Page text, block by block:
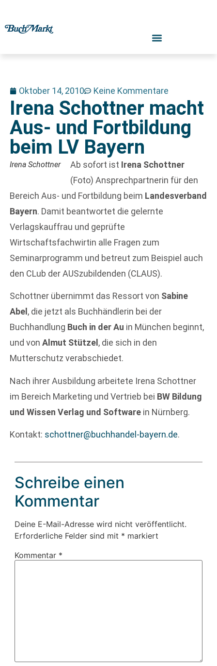
Oktober 14, 2010 Keine Kommentare
Irena Schottner macht
Aus- und Fortbildung
beim LV Bayern
Irena Schottner Ab sofort ist Irena Schottner
(Foto) Ansprechpartnerin für den
Bereich Aus- und Fortbildung beim Landesverband
Bayern. Damit beantwortet die gelernte
Verlagskauffrau und geprüfte
Wirtschaftsfachwirtin alle Fragen zum
Seminarprogramm und betreut zum Beispiel auch
den CLub der AUSzubildenden (CLAUS).
Schottner übernimmt das Ressort von Sabine
Abel , die jetzt als Buchhändlerin bei der
Buchhandlung Buch in der Au in München beginnt,
und von Almut Stützel , die sich in den
Mutterschutz verabschiedet.
Nach ihrer Ausbildung arbeitete Irena Schottner
im Bereich Marketing und Vertrieb bei BW Bildung
und Wissen Verlag und Software in Nürnberg.
Kontakt: schottner@buchhandel-bayern.de.
Schreibe einen
Kommentar
Deine E-Mail-Adresse wird nicht veröffentlicht.
Erforderliche Felder sind mit * markiert
Kommentar *